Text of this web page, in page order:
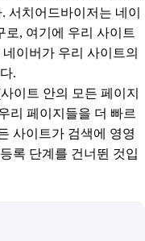
서치어드바이저는 네이
로, 여기에 우리 사이트
이버가 우리 사이트의
.
이트 안의 모든 페이지
리 페이지들을 더 빠르
사이트가 검색에 영영
록 단계를 건너뛴 것입